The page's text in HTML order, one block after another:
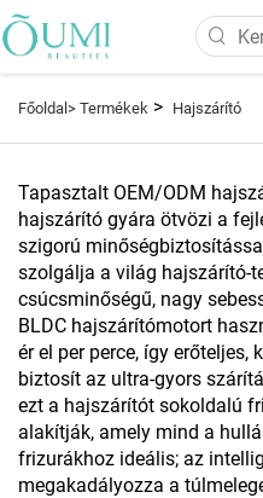
Termékek
Hírek
Alkalmazás
GYIK
Főoldal> Termékek > Hajszárító
Tapasztalt OEM/ODM
hajszárító gyára ötvözi a
szigorú
szolgálja a világ hajszárító-
csúcsminőségű, nagy
BLDC hajszárítómotort
ér el per perce, így
biztosít az ultra-gyors
ezt a hajszárítót sokoldalú
alakítják, amely mind a
frizurákhoz ideális; az
megakadályozza a